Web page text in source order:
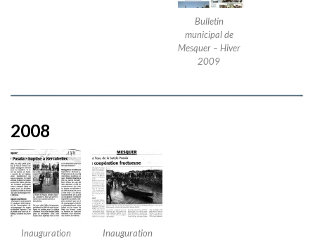
Bulletin
municipal de
Mesquer – Hiver
2009
2008
Inauguration
Inauguration